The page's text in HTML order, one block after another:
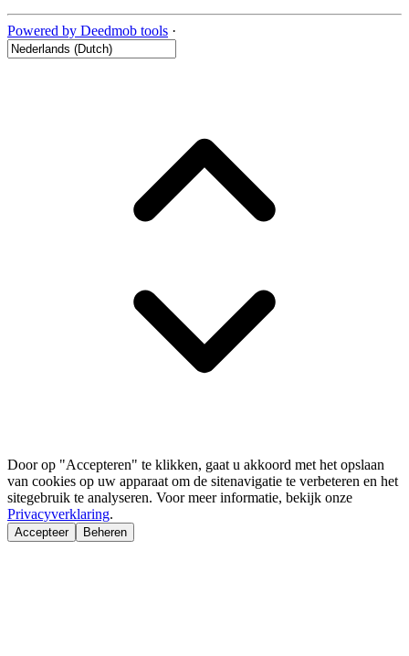
Powered by Deedmob tools ·
Door op "Accepteren" te klikken, gaat u akkoord met het opslaan
van cookies op uw apparaat om de sitenavigatie te verbeteren en het
sitegebruik te analyseren. Voor meer informatie, bekijk onze
Privacyverklaring.
Accepteer Beheren